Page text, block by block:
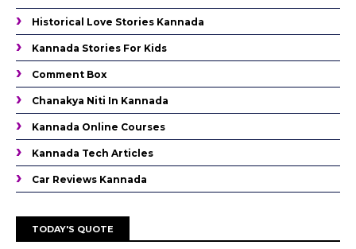
Historical Love Stories Kannada
Kannada Stories For Kids
Comment Box
Chanakya Niti In Kannada
Kannada Online Courses
Kannada Tech Articles
Car Reviews Kannada
TODAY'S QUOTE